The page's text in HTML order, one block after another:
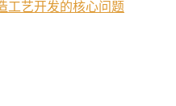
工艺开发的核心问题